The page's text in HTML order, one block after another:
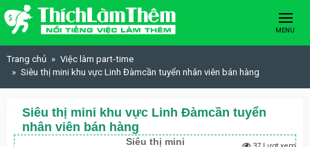
Skip to content
MENU
Trang chủ
Việc làm part-time
Siêu thị mini khu vực Linh Đàmcần tuyển nhân viên bán hàng
Siêu thị mini khu vực Linh Đàmcần tuyển
nhân viên bán hàng
Siêu thị mini